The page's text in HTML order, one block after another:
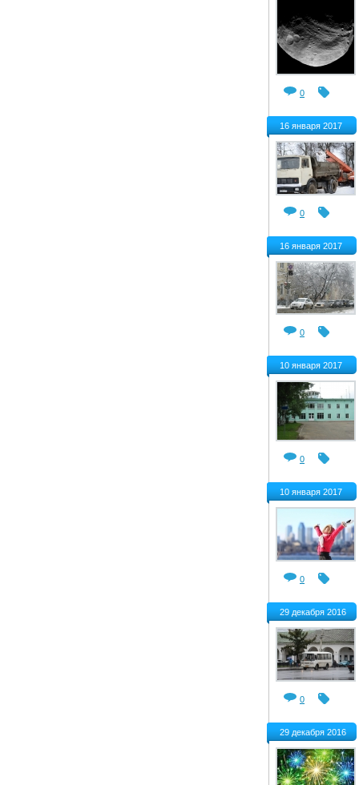
0
16 января 2017
0
16 января 2017
0
10 января 2017
0
10 января 2017
0
29 декабря 2016
0
29 декабря 2016